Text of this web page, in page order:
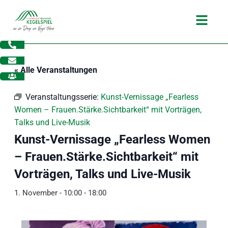
Inhalt
springen
Main
« Alle Veranstaltungen
Veranstaltungsserie: Kunst-Vernissage „Fearless
Women – Frauen.Stärke.Sichtbarkeit“ mit Vorträgen,
Talks und Live-Musik
Kunst-Vernissage „Fearless Women
– Frauen.Stärke.Sichtbarkeit“ mit
Vorträgen, Talks und Live-Musik
1. November - 10:00- 18:00